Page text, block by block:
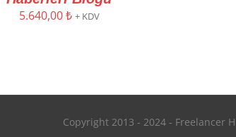
5.640,00₺ + KDV
Copyright 2013 - 2024 - Freelancer